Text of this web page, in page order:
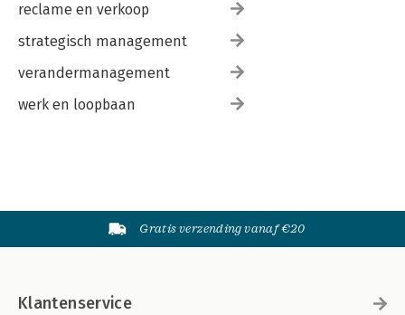
reclame en verkoop
strategisch management
verandermanagement
werk en loopbaan
Gratis verzending vanaf €20
Klantenservice